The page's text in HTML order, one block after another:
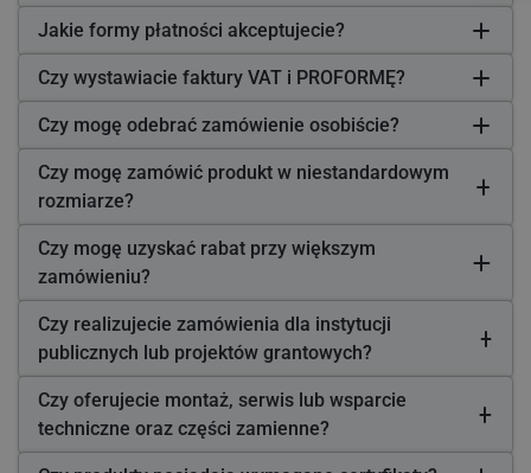
Jakie formy płatności akceptujecie?
Czy wystawiacie faktury VAT i PROFORMĘ?
Czy mogę odebrać zamówienie osobiście?
Czy mogę zamówić produkt w niestandardowym
rozmiarze?
Czy mogę uzyskać rabat przy większym
zamówieniu?
Czy realizujecie zamówienia dla instytucji
publicznych lub projektów grantowych?
Czy oferujecie montaż, serwis lub wsparcie
techniczne oraz części zamienne?